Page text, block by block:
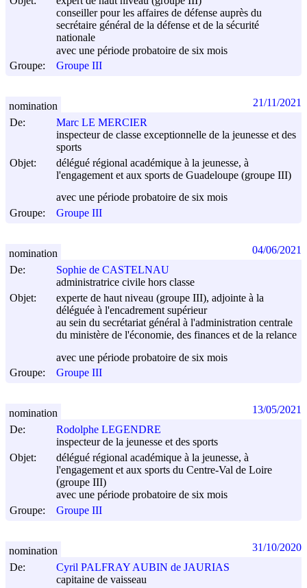
conseiller pour les affaires de défense auprès du
secrétaire général de la défense et de la sécurité
nationale
avec une période probatoire de six mois
Groupe:
Groupe III
De:
Marc LE MERCIER
inspecteur de classe exceptionnelle de la jeunesse et des
sports
Objet:
délégué régional académique à la jeunesse, à
l'engagement et aux sports de Guadeloupe (groupe III)
avec une période probatoire de six mois
Groupe:
Groupe III
nomination 21/11/2021
De:
Sophie de CASTELNAU
administratrice civile hors classe
Objet:
experte de haut niveau (groupe III), adjointe à la
déléguée à l'encadrement supérieur
au sein du secrétariat général à l'administration centrale
du ministère de l'économie, des finances et de la relance
avec une période probatoire de six mois
Groupe:
Groupe III
nomination 04/06/2021
De:
Rodolphe LEGENDRE
inspecteur de la jeunesse et des sports
Objet:
délégué régional académique à la jeunesse, à
l'engagement et aux sports du Centre-Val de Loire
(groupe III)
avec une période probatoire de six mois
Groupe:
Groupe III
nomination 13/05/2021
De:
Cyril PALFRAY AUBIN de JAURIAS
capitaine de vaisseau
nomination 31/10/2020